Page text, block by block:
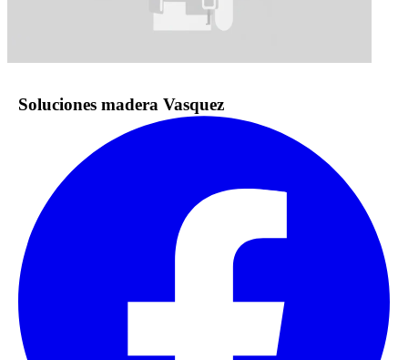
Soluciones madera Vasquez